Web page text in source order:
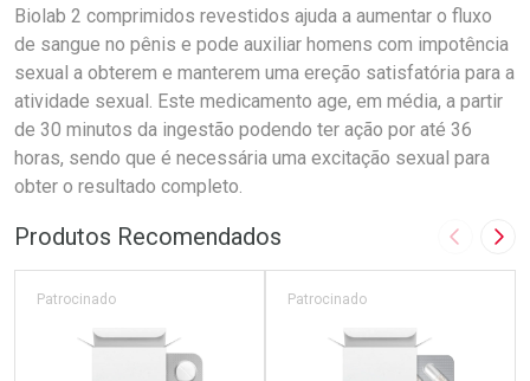
Biolab 2 comprimidos revestidos ajuda a aumentar o fluxo
de sangue no pênis e pode auxiliar homens com impotência
sexual a obterem e manterem uma ereção satisfatória para a
atividade sexual. Este medicamento age, em média, a partir
de 30 minutos da ingestão podendo ter ação por até 36
horas, sendo que é necessária uma excitação sexual para
obter o resultado completo.
Produtos Recomendados Imagem
Patrocinado Patrocinado